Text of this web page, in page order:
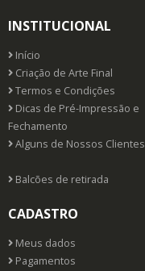
INSTITUCIONAL
Início
Criação de Arte Final
Termos e Condições
Dicas de Pré-Impressão e
Fechamento
Alguns de Nossos Clientes
Balcões de retirada
CADASTRO
Meus dados
Pagamentos